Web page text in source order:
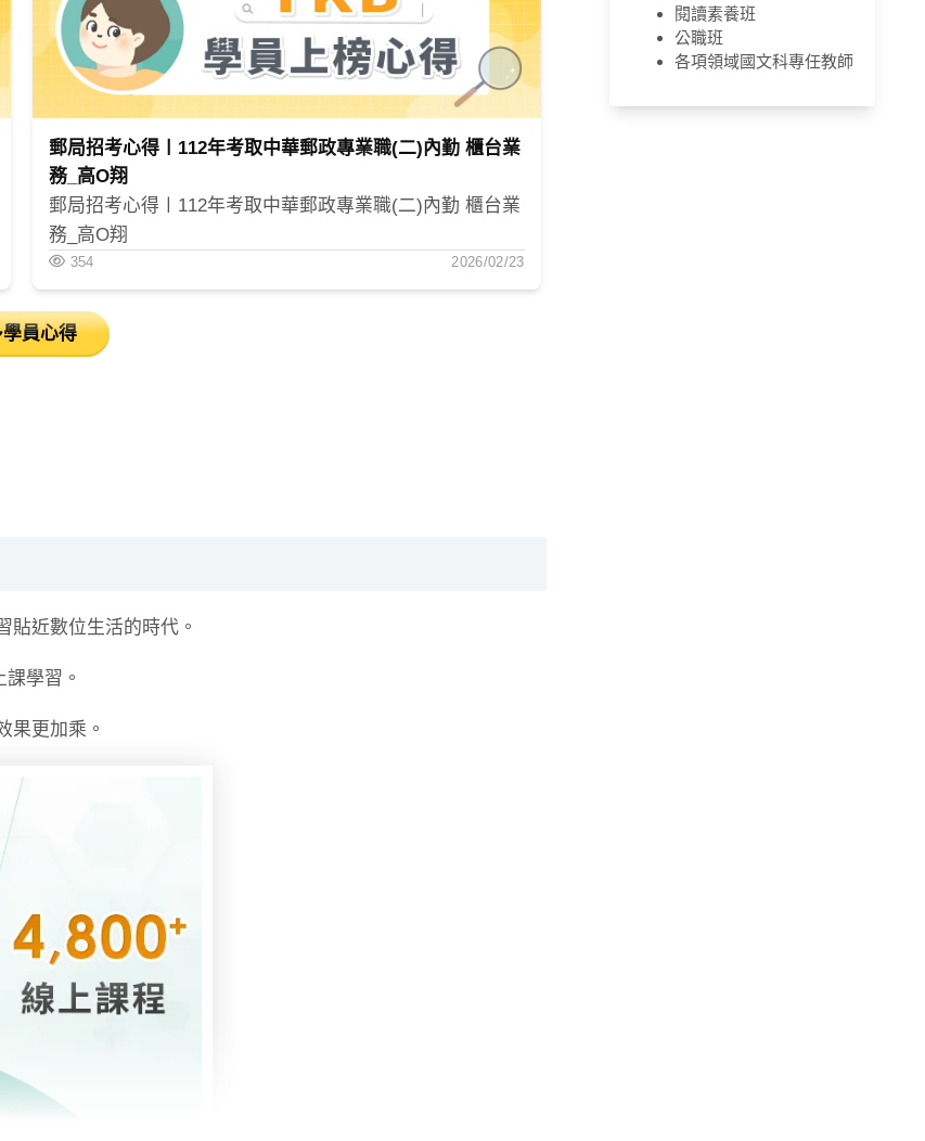
的讀書節奏安排進度，大幅提升了我的準備效率。
郵局招考心得〡112年考取中華郵政專業職(二)內勤 櫃台業
務_高O翔
郵局招考心得〡112年考取中華郵政專業職(二)內勤 櫃台業
務_高O翔
354 2026/02/23
員心得
貼近數位生活的時代。
學習。
果更加乘。
閱讀素養班
公職班
各項領域國文科專任教師